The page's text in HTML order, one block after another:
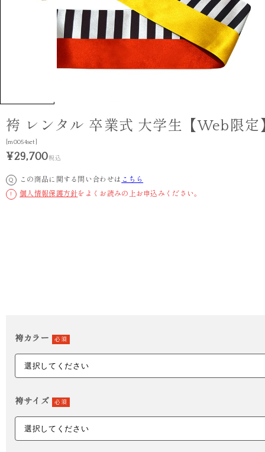
袴 レンタル 卒業式 大学生【Web限
[m0054set]
¥29,700税込
Q この商品に関する問い合わせは こちら
! 個人情報保護方針をよくお読みの上お申込みください。
袴カラー 必須
袴サイズ 必須